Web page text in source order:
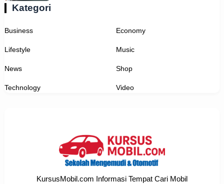
Kategori
Business Economy
Lifestyle Music
News Shop
Technology Video
KursusMobil.com Informasi Tempat Cari Mobil